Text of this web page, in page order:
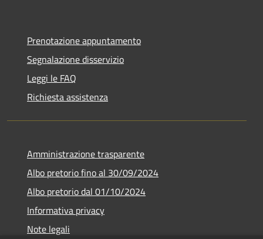
Prenotazione appuntamento
Segnalazione disservizio
Leggi le FAQ
Richiesta assistenza
Amministrazione trasparente
Albo pretorio fino al 30/09/2024
Albo pretorio dal 01/10/2024
Informativa privacy
Note legali